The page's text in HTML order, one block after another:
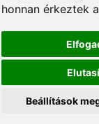
honnan érkeztek
Beállítások
© 2026 DANUBIA